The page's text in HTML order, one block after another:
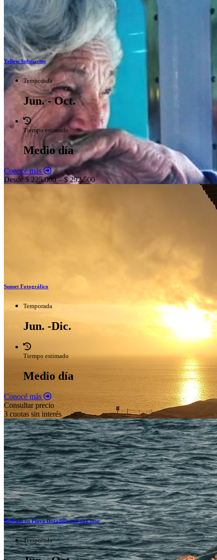
Yellow Submarine
Temporada
Jun. - Oct.
Tiempo estimado
Medio día
Conocé más
Desde $ 225.000 – $ 292.500
Sunset Fotográfico
Temporada
Jun. -Dic.
Tiempo estimado
Medio día
Conocé más
Consultar precio
3 cuotas sin interés
Ballenas en Playa Doradillo con city tour
Temporada